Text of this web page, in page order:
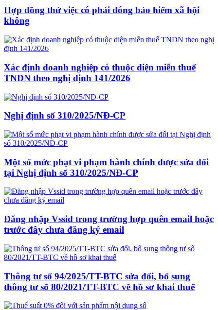
Hợp đồng thử việc có phải đóng bảo hiểm xã hội
không
Xác định doanh nghiệp có thuộc diện miễn thuế
TNDN theo nghị định 141/2026
Nghị định số 310/2025/NĐ-CP
Một số mức phạt vi phạm hành chính được sửa đổi
tại Nghị định số 310/2025/NĐ-CP
Đăng nhập Vssid trong trường hợp quên email hoặc
trước đây chưa đăng ký email
Thông tư số 94/2025/TT-BTC sửa đổi, bổ sung
thông tư số 80/2021/TT-BTC về hồ sơ khai thuế